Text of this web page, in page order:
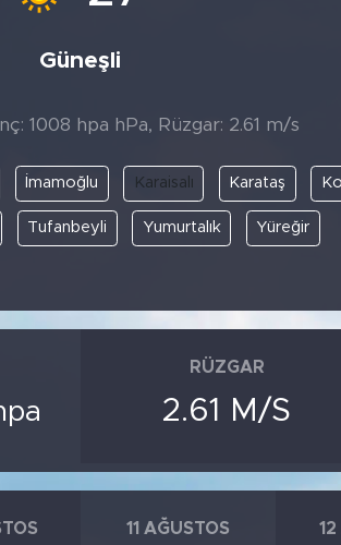
Güneşli
1008 hpa hPa, Rüzgar: 2.61 m/s
İmamoğlu Karaisalı Karataş
Tufanbeyli Yumurtalık Yüreğir
RÜZGAR
2.61 M/S
11 AĞUSTOS